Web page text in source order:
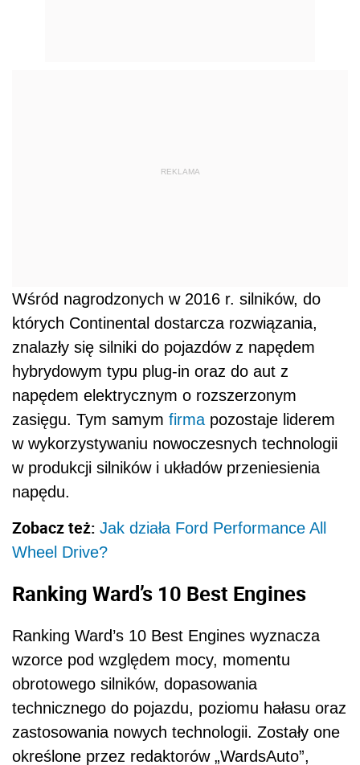
REKLAMA
Wśród nagrodzonych w 2016 r. silników, do
których Continental dostarcza rozwiązania,
znalazły się silniki do pojazdów z napędem
hybrydowym typu plug-in oraz do aut z
napędem elektrycznym o rozszerzonym
zasięgu. Tym samym firma pozostaje liderem
w wykorzystywaniu nowoczesnych technologii
w produkcji silników i układów przeniesienia
napędu.
Zobacz też: Jak działa Ford Performance All
Wheel Drive?
Ranking Ward’s 10 Best Engines
Ranking Ward’s 10 Best Engines wyznacza
wzorce pod względem mocy, momentu
obrotowego silników, dopasowania
technicznego do pojazdu, poziomu hałasu oraz
zastosowania nowych technologii. Zostały one
określone przez redaktorów „WardsAuto”,